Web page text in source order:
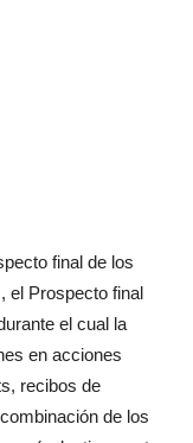
final de los
el Prospecto final
el cual la
en acciones
recibos de
de los